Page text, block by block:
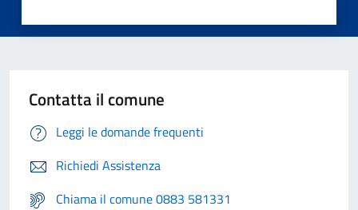
Contatta il comune
Leggi le domande frequenti
Richiedi Assistenza
Chiama il comune 0883 581331